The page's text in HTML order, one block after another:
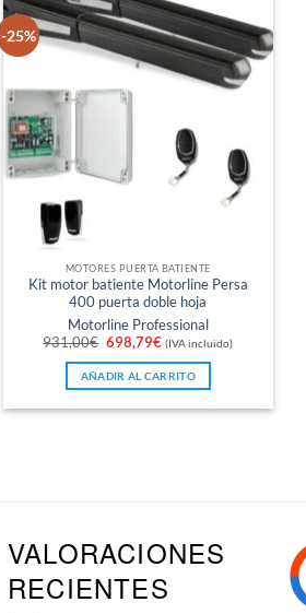
-25%
MOTORES PUERTA BATIENTE
Kit motor batiente Motorline Persa
400 puerta doble hoja
Motorline Professional
931,00€ El
precio
original
era:
931,00€.
698,79€El
precio
actual
es:
698,79€.
(IVA incluido)
AÑADIR AL CARRITO
VALORACIONES
RECIENTES